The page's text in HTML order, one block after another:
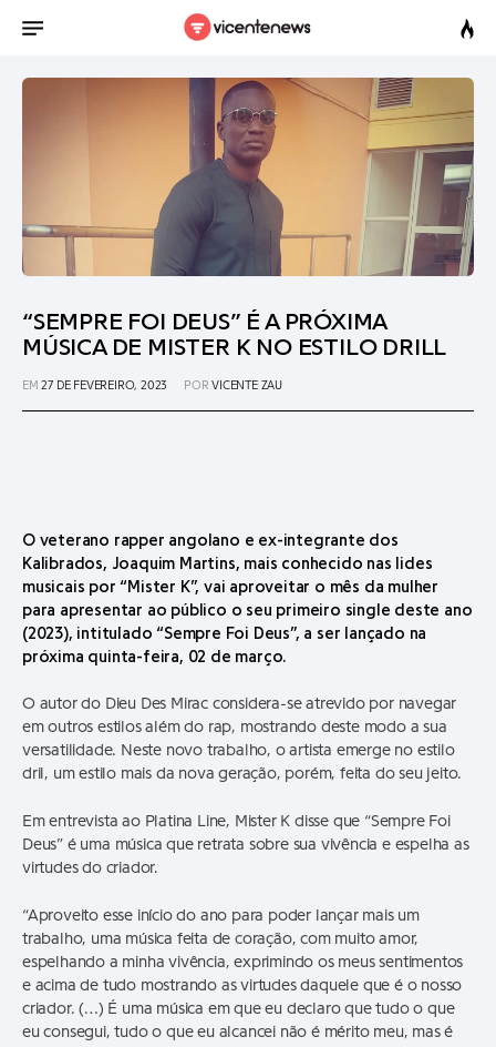
“SEMPRE FOI DEUS” É A PRÓXIMA
MÚSICA DE MISTER K NO ESTILO DRILL
EM27 DE FEVEREIRO, 2023 PORVICENTE ZAU
O veterano rapper angolano e ex-integrante dos
Kalibrados, Joaquim Martins, mais conhecido nas lides
musicais por “Mister K”, vai aproveitar o mês da mulher
para apresentar ao público o seu primeiro single deste ano
(2023), intitulado “Sempre Foi Deus”, a ser lançado na
próxima quinta-feira, 02 de março.
O autor do Dieu Des Mirac considera-se atrevido por navegar
em outros estilos além do rap, mostrando deste modo a sua
versatilidade. Neste novo trabalho, o artista emerge no estilo
dril, um estilo mais da nova geração, porém, feita do seu jeito.
Em entrevista ao Platina Line, Mister K disse que “Sempre Foi
Deus” é uma música que retrata sobre sua vivência e espelha as
virtudes do criador.
“Aproveito esse início do ano para poder lançar mais um
trabalho, uma música feita de coração, com muito amor,
espelhando a minha vivência, exprimindo os meus sentimentos
e acima de tudo mostrando as virtudes daquele que é o nosso
criador. (…) É uma música em que eu declaro que tudo o que
eu consegui, tudo o que eu alcancei não é mérito meu, mas é